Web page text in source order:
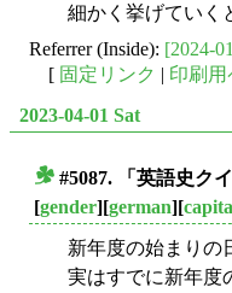
細かく挙げていく
Referrer (Inside): [2024-
[ 固定リンク | 印刷用
2023-04-01 Sat
#5087. 「英語史ク
[gender][german][
新年度の始まりの
実はすでに新年度